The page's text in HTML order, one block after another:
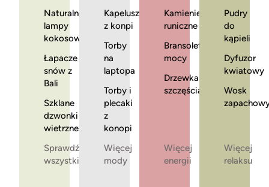
Naturalne
lampy
kokosowe
Łapacze
snów z
Bali
Szklane
dzwonki
wietrzne
Sprawdź
wszystkie
Kapelusze
z konpi
Torby
na
laptopa
Torby i
plecaki
z
konopi
Więcej
mody
Kamienie
runiczne
Bransoletki
mocy
Drzewka
szczęścia
Więcej
energii
Pudry
do
kąpieli
Dyfuzor
kwiatowy
Wosk
Więcej
relaksu